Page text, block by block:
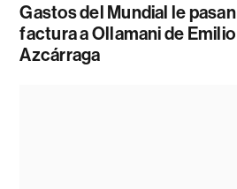
Gastos del Mundial le pasan
factura a Ollamani de Emilio
Azcárraga